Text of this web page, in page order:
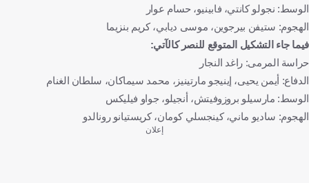
الوسط: نجولو كانتي، فابينيو، حسام عوار
الهجوم: ستيفن بيرجوين، موسى ديابي، كريم بنزيما
فيما جاء التشكيل المتوقع للنصر كالآتي:
حراسة المرمى: راغد النجار
الدفاع: أيمن يحيى، إينيجو مارتينيز، محمد سيماكان، سلطان الغنام
الوسط: مارسيلو بروزوفيتش، أنجيلو، جواو فيليكس
الهجوم: ساديو ماني، كينجسلي كومان، كريستيانو رونالدو
إعلان